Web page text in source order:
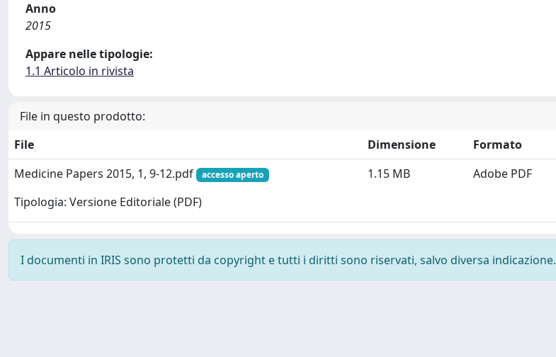
Anno
2015
Appare nelle tipologie:
1.1 Articolo in rivista
File in questo prodotto:
File
Dimensione
Formato
Medicine Papers 2015, 1, 9-12.pdf
accesso aperto
Tipologia: Versione Editoriale (PDF)
1.15 MB Adobe PDF
I documenti in IRIS sono protetti da copyright e tutti i diritti sono riservati, salvo diversa indicazione.